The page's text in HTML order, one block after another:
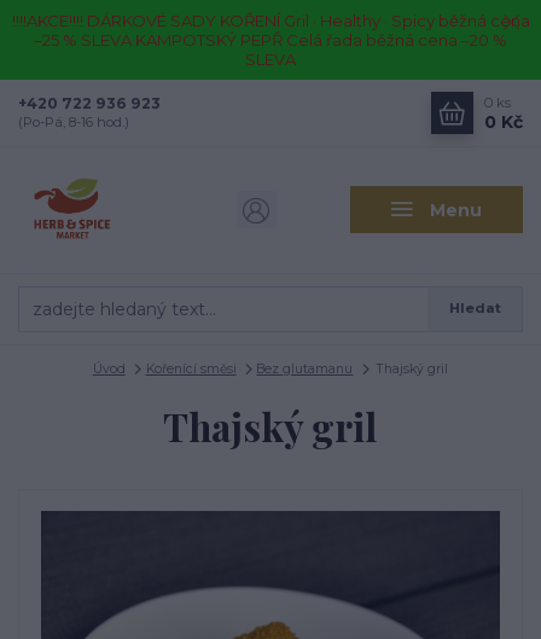
!!!!AKCE!!!! DÁRKOVÉ SADY KOŘENÍ Gril · Healthy · Spicy běžná cena
–25 % SLEVA KAMPOTSKÝ PEPŘ Celá řada běžná cena –20 %
SLEVA
Menu
Hledat
+420 722 936 923
(Po-Pá, 8-16 hod.)
0 ks
0 Kč
Úvod Kořenící směsi Bez glutamanu Thajský gril
Thajský gril